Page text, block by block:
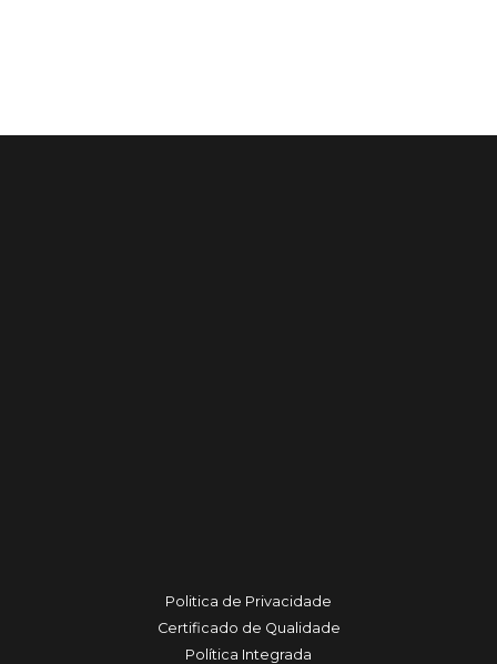
Politica de Privacidade
Certificado de Qualidade
Política Integrada